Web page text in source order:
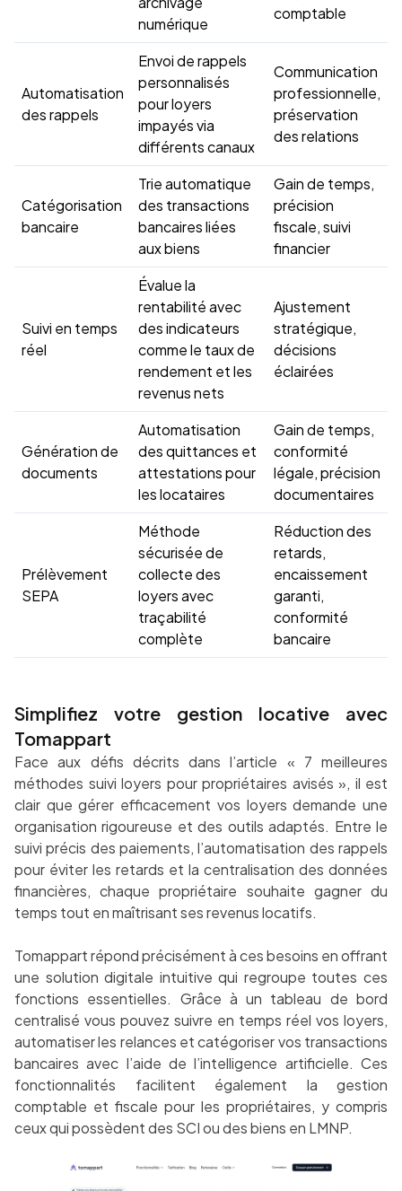
numérique
comptable
Automatisation
des rappels
Envoi de rappels
personnalisés
pour loyers
impayés via
différents canaux
Communication
professionnelle,
préservation
des relations
Catégorisation
bancaire
Trie automatique
des transactions
bancaires liées
aux biens
Gain de temps,
précision
fiscale, suivi
financier
Suivi en temps
réel
Évalue la
rentabilité avec
des indicateurs
comme le taux de
rendement et les
revenus nets
Ajustement
stratégique,
décisions
éclairées
Génération de
documents
Automatisation
des quittances et
attestations pour
les locataires
Gain de temps,
conformité
légale, précision
documentaires
Prélèvement
SEPA
Méthode
sécurisée de
collecte des
loyers avec
traçabilité
complète
Réduction des
retards,
encaissement
garanti,
conformité
bancaire
Simplifiez votre gestion locative avec
Tomappart
Face aux défis décrits dans l’article « 7 meilleures
méthodes suivi loyers pour propriétaires avisés », il est
clair que gérer efficacement vos loyers demande une
organisation rigoureuse et des outils adaptés. Entre le
suivi précis des paiements, l’automatisation des rappels
pour éviter les retards et la centralisation des données
financières, chaque propriétaire souhaite gagner du
temps tout en maîtrisant ses revenus locatifs.
Tomappart répond précisément à ces besoins en offrant
une solution digitale intuitive qui regroupe toutes ces
fonctions essentielles. Grâce à un tableau de bord
centralisé vous pouvez suivre en temps réel vos loyers,
automatiser les relances et catégoriser vos transactions
bancaires avec l’aide de l’intelligence artificielle. Ces
fonctionnalités facilitent également la gestion
comptable et fiscale pour les propriétaires, y compris
ceux qui possèdent des SCI ou des biens en LMNP.